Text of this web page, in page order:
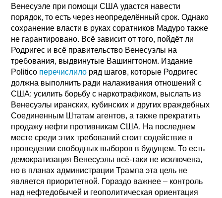
Венесуэле при помощи США удастся навести
порядок, то есть через неопределённый срок. Однако
сохранение власти в руках соратников Мадуро также
не гарантировано. Всё зависит от того, пойдёт ли
Родригес и всё правительство Венесуэлы на
требования, выдвинутые Вашингтоном. Издание
Politico перечислило ряд шагов, которые Родригес
должна выполнить ради налаживания отношений с
США: усилить борьбу с наркотрафиком, выслать из
Венесуэлы иранских, кубинских и других враждебных
Соединенным Штатам агентов, а также прекратить
продажу нефти противникам США. На последнем
месте среди этих требований стоит содействие в
проведении свободных выборов в будущем. То есть
демократизация Венесуэлы всё-таки не исключена,
но в планах администрации Трампа эта цель не
является приоритетной. Гораздо важнее – контроль
над нефтедобычей и геополитическая ориентация